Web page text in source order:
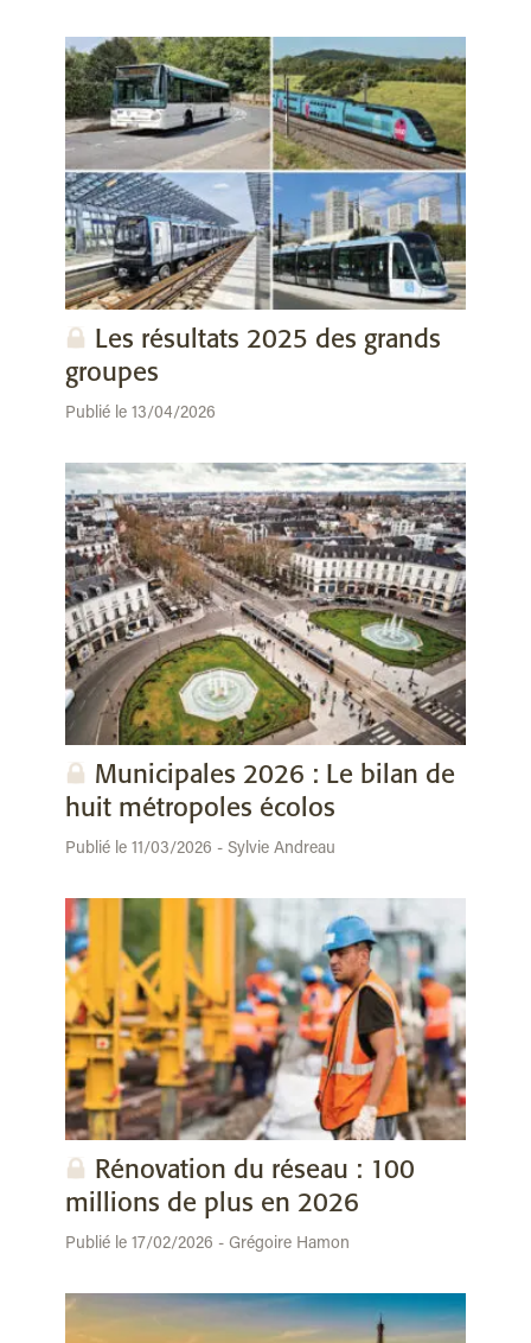
Les résultats 2025 des grands
groupes
Publié le 13/04/2026
Municipales 2026 : Le bilan de
huit métropoles écolos
Publié le 11/03/2026 - Sylvie Andreau
Rénovation du réseau : 100
millions de plus en 2026
Publié le 17/02/2026 - Grégoire Hamon